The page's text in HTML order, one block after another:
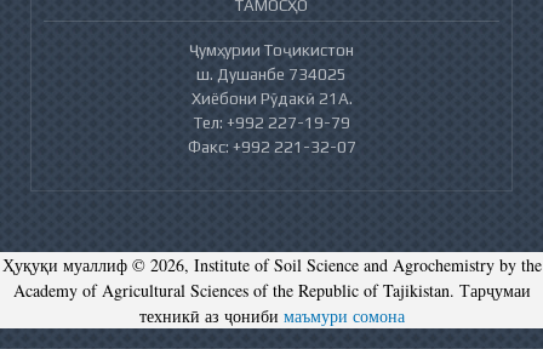
ТАМОСҲО
Ҷумҳурии Тоҷикистон
ш. Душанбе 734025
Хиёбони Рӯдакӣ 21А.
Тел: +992 227-19-79
Факс: +992 221-32-07
Ҳуқуқи муаллиф © 2026, Institute of Soil Science and Agrochemistry by the
Academy of Agricultural Sciences of the Republic of Tajikistan. Тарҷумаи
техникӣ аз ҷониби маъмури сомона